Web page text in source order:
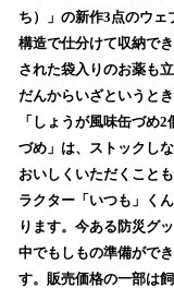
を
読
込
み
中
で
す
ち）」の新作3点のウェ
構造で仕分けて収納で
された袋入りのお薬も
だんからいざというと
「しょうが風味缶づめ
づめ」は、ストックし
おいしくいただくこと
ラクター「いつも」く
ります。今ある防災グ
中でもしもの準備がで
す。販売価格の一部は